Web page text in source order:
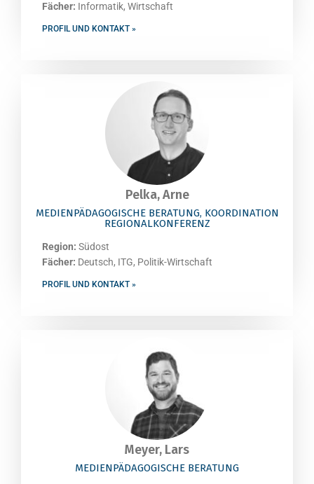
Fächer: Informatik, Wirtschaft
PROFIL UND KONTAKT »
Pelka, Arne
MEDIENPÄDAGOGISCHE BERATUNG, KOORDINATION
REGIONALKONFERENZ
Region: Südost
Fächer: Deutsch, ITG, Politik-Wirtschaft
PROFIL UND KONTAKT »
Meyer, Lars
MEDIENPÄDAGOGISCHE BERATUNG